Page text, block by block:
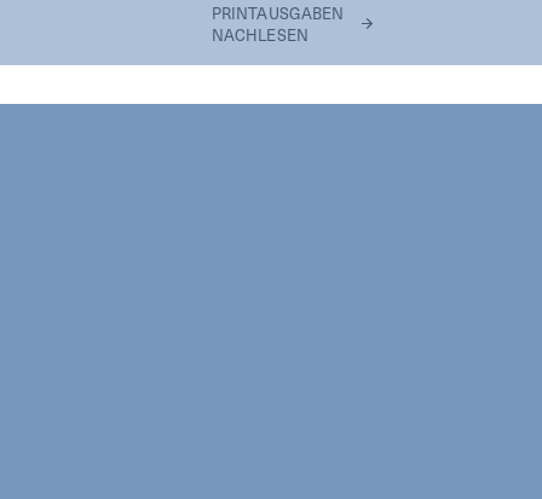
PRINTAUSGABEN
NACHLESEN